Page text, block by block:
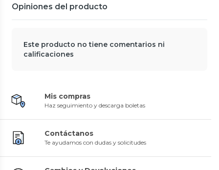
Opiniones del producto
Este producto no tiene comentarios ni
calificaciones
Mis compras
Haz seguimiento y descarga boletas
Contáctanos
Te ayudamos con dudas y solicitudes